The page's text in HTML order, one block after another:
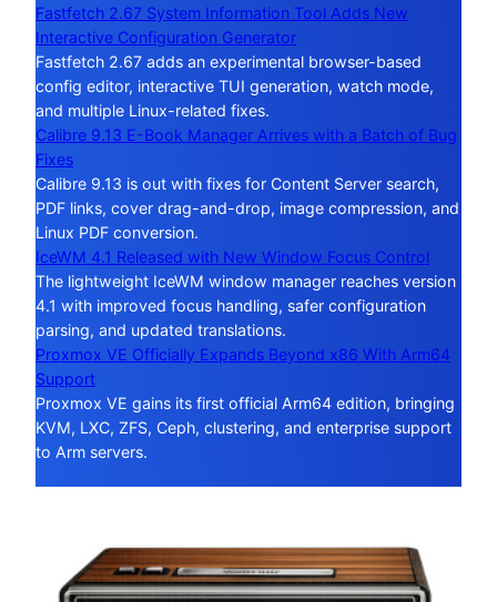
Fastfetch 2.67 System Information Tool Adds New
Interactive Configuration Generator
Fastfetch 2.67 adds an experimental browser-based
config editor, interactive TUI generation, watch mode,
and multiple Linux-related fixes.
Calibre 9.13 E-Book Manager Arrives with a Batch of Bug
Fixes
Calibre 9.13 is out with fixes for Content Server search,
PDF links, cover drag-and-drop, image compression, and
Linux PDF conversion.
IceWM 4.1 Released with New Window Focus Control
The lightweight IceWM window manager reaches version
4.1 with improved focus handling, safer configuration
parsing, and updated translations.
Proxmox VE Officially Expands Beyond x86 With Arm64
Support
Proxmox VE gains its first official Arm64 edition, bringing
KVM, LXC, ZFS, Ceph, clustering, and enterprise support
to Arm servers.